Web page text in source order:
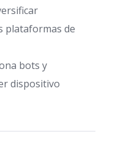
plataformas de
bots y
dispositivo